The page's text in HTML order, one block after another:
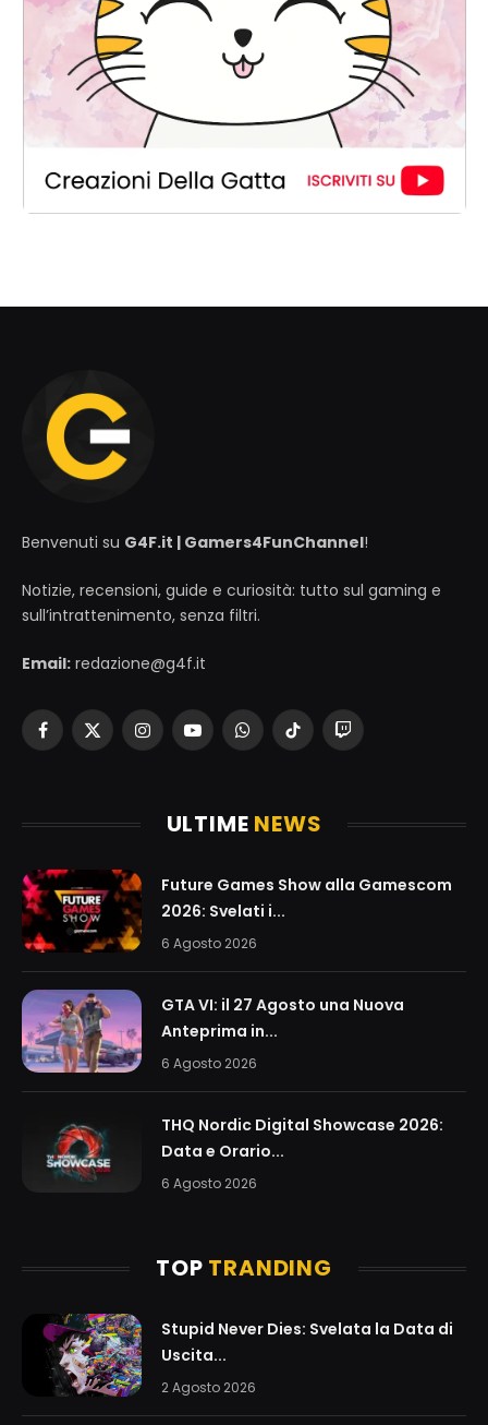
Benvenuti su G4F.it | Gamers4FunChannel!
Notizie, recensioni, guide e curiosità: tutto sul gaming e
sull’intrattenimento, senza filtri.
Email: redazione@g4f.it
Facebook
X
InstagramYouTubeWhatsAppTikTokTwitch
ULTIME NEWS
Future Games Show alla Gamescom
2026: Svelati i...
6 Agosto 2026
GTA VI: il 27 Agosto una Nuova
Anteprima in...
6 Agosto 2026
THQ Nordic Digital Showcase 2026:
Data e Orario...
6 Agosto 2026
TOP TRANDING
Stupid Never Dies: Svelata la Data di
Uscita...
2 Agosto 2026